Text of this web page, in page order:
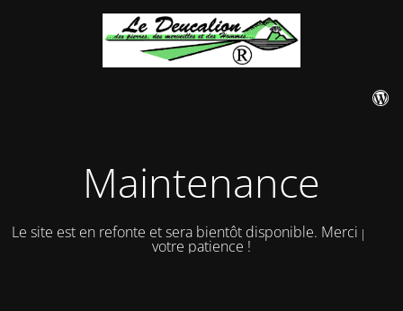
Maintenance
Le site est en refonte et sera bientôt disponible. Merci pour
votre patience !